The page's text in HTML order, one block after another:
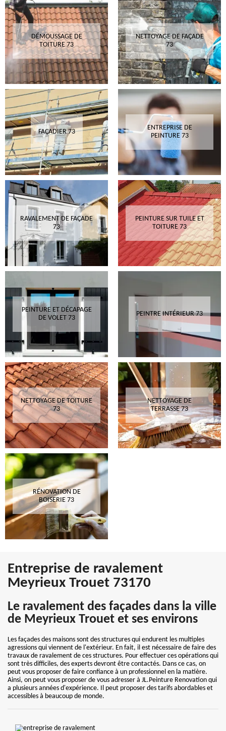
DÉMOUSSAGE DE
TOITURE 73
NETTOYAGE DE FAÇADE
73
FAÇADIER 73
ENTREPRISE DE
PEINTURE 73
RAVALEMENT DE FAÇADE
73
PEINTURE SUR TUILE ET
TOITURE 73
PEINTURE ET DÉCAPAGE
DE VOLET 73
PEINTRE INTÉRIEUR 73
NETTOYAGE DE TOITURE
73
NETTOYAGE DE
TERRASSE 73
RÉNOVATION DE
BOISERIE 73
Entreprise de ravalement
Meyrieux Trouet 73170
Le ravalement des façades dans la ville
de Meyrieux Trouet et ses environs
Les façades des maisons sont des structures qui endurent les multiples
agressions qui viennent de l'extérieur. En fait, il est nécessaire de faire des
travaux de ravalement de ces structures. Pour effectuer ces opérations qui
sont très difficiles, des experts devront être contactés. Dans ce cas, on
peut vous proposer de faire confiance à un professionnel en la matière.
Ainsi, on peut vous proposer de vous adresser à JL.Peinture Renovation qui
a plusieurs années d'expérience. Il peut proposer des tarifs abordables et
accessibles à beaucoup de monde.